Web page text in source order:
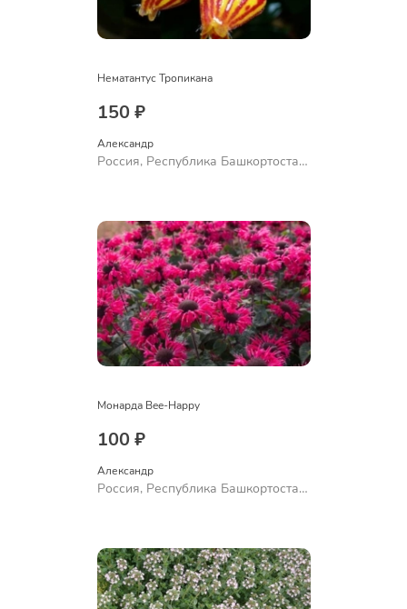
Нематантус Тропикана
150 ₽
Александр
Россия, Республика Башкортостан,
Монарда Bee-Happy
100 ₽
Александр
Россия, Республика Башкортостан,